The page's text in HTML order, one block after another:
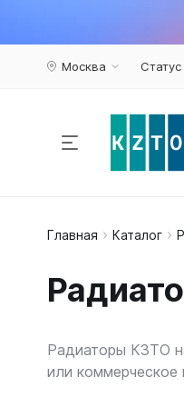
Москва Статус
Радиаторы
Комплектующие
% Распродажа
Главная Каталог
Радиаторы КЗТО
или